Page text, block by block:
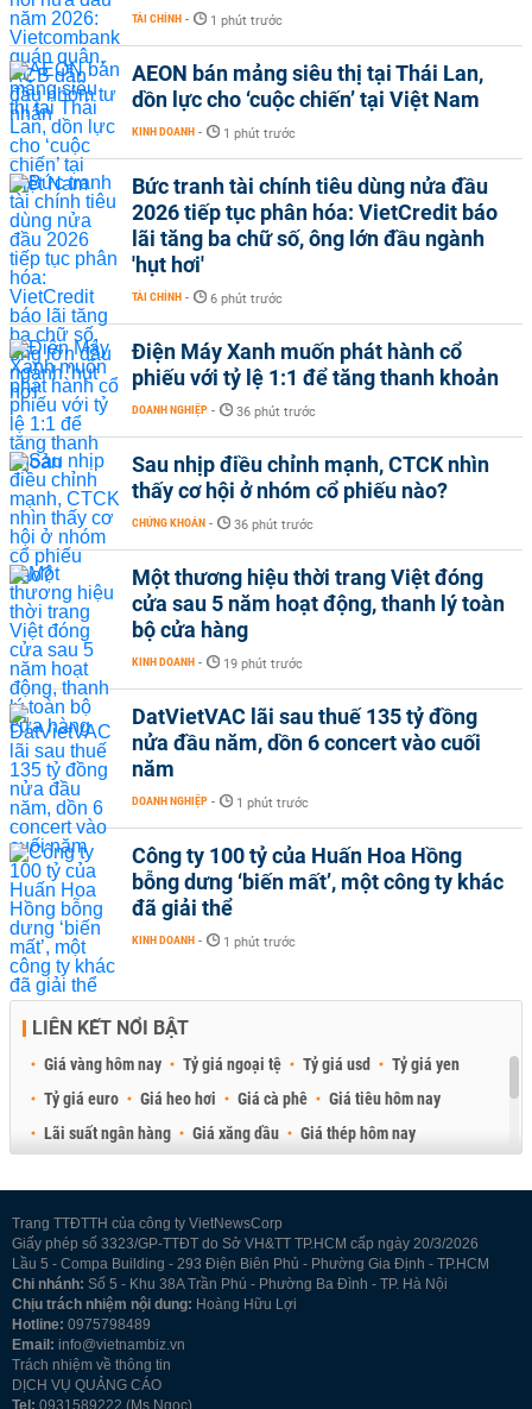
TÀI CHÍNH - 1 phút trước
AEON bán mảng siêu thị tại Thái Lan,
dồn lực cho ‘cuộc chiến’ tại Việt Nam
KINH DOANH - 1 phút trước
Bức tranh tài chính tiêu dùng nửa đầu
2026 tiếp tục phân hóa: VietCredit báo
lãi tăng ba chữ số, ông lớn đầu ngành
'hụt hơi'
TÀI CHÍNH - 6 phút trước
Điện Máy Xanh muốn phát hành cổ
phiếu với tỷ lệ 1:1 để tăng thanh khoản
DOANH NGHIỆP - 36 phút trước
Sau nhịp điều chỉnh mạnh, CTCK nhìn
thấy cơ hội ở nhóm cổ phiếu nào?
CHỨNG KHOÁN - 36 phút trước
Một thương hiệu thời trang Việt đóng
cửa sau 5 năm hoạt động, thanh lý toàn
bộ cửa hàng
KINH DOANH - 19 phút trước
DatVietVAC lãi sau thuế 135 tỷ đồng
nửa đầu năm, dồn 6 concert vào cuối
năm
DOANH NGHIỆP - 1 phút trước
Công ty 100 tỷ của Huấn Hoa Hồng
bỗng dưng ‘biến mất’, một công ty khác
đã giải thể
KINH DOANH - 1 phút trước
LIÊN KẾT NỔI BẬT
Giá vàng hôm nay Tỷ giá ngoại tệ Tỷ giá usd
Tỷ giá yen
Tỷ giá euro
Giá heo hơi Giá cà phê
Giá tiêu hôm nay
Lãi suất ngân hàng
Giá xăng dầu
Giá thép hôm nay
Trang TTĐTTH của công ty VietNewsCorp
Giấy phép số 3323/GP-TTĐT do Sở VH&TT TP.HCM cấp ngày 20/3/2026
Lầu 5 - Compa Building - 293 Điện Biên Phủ - Phường Gia Định - TP.HCM
Chi nhánh: Số 5 - Khu 38A Trần Phú - Phường Ba Đình - TP. Hà Nội
Chịu trách nhiệm nội dung: Hoàng Hữu Lợi
Hotline: 0975798489
Email: info@vietnambiz.vn
Trách nhiệm về thông tin
DỊCH VỤ QUẢNG CÁO
Tel: 0931589222 (Ms Ngọc)